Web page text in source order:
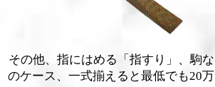
その他、指にはめる「指すり」、駒
のケース、一式揃えると最低でも20万